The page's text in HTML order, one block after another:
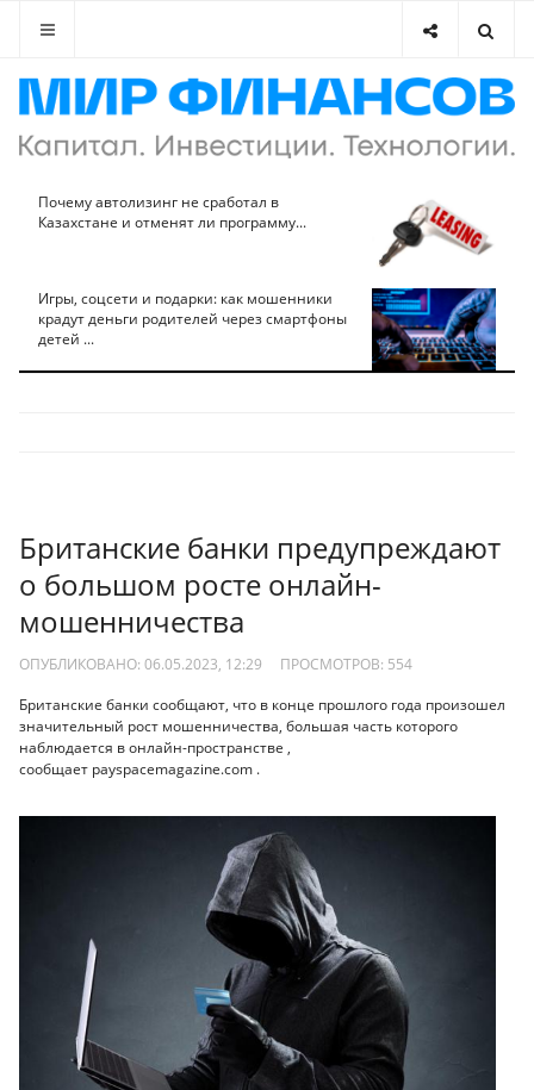
Почему автолизинг не сработал в
Казахстане и отменят ли программу...
Игры, соцсети и подарки: как мошенники
крадут деньги родителей через смартфоны
детей ...
Британские банки предупреждают
о большом росте онлайн-
мошенничества
ОПУБЛИКОВАНО: 06.05.2023, 12:29 ПРОСМОТРОВ: 554
Британские банки сообщают, что в конце прошлого года произошел
значительный рост мошенничества, большая часть которого
наблюдается в онлайн-пространстве ,
сообщает payspacemagazine.com .